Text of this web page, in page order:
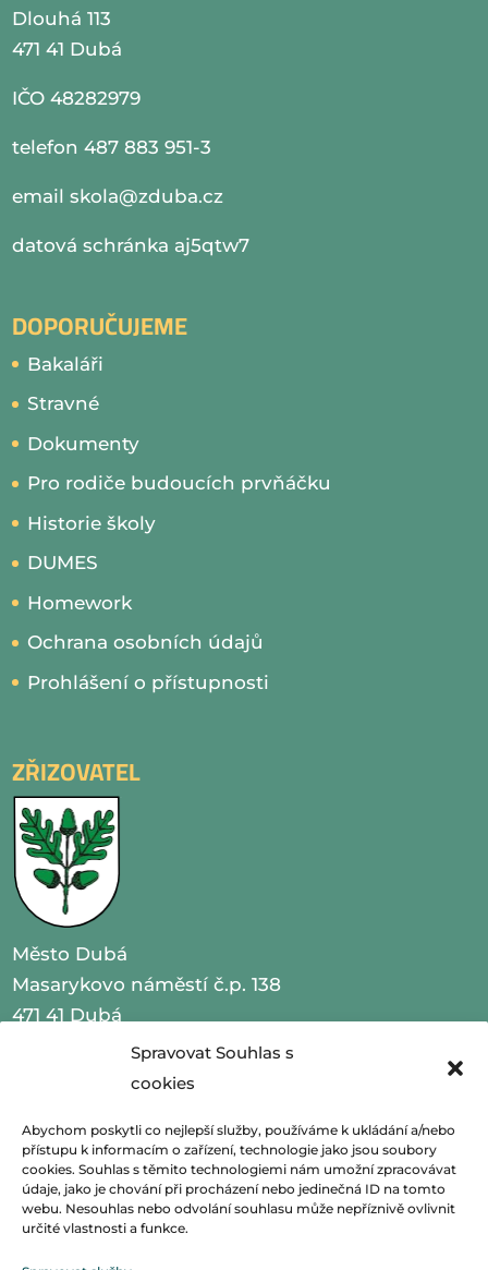
Spravovat Souhlas s
cookies
Abychom poskytli co nejlepší služby, používáme k ukládání a/nebo
přístupu k informacím o zařízení, technologie jako jsou soubory
cookies. Souhlas s těmito technologiemi nám umožní zpracovávat
údaje, jako je chování při procházení nebo jedinečná ID na tomto
webu. Nesouhlas nebo odvolání souhlasu může nepříznivě ovlivnit
určité vlastnosti a funkce.
Dlouhá 113
471 41 Dubá
IČO 48282979
telefon 487 883 951-3
emailskola@zduba.cz
datová schránka aj5qtw7
DOPORUČUJEME
Bakaláři
Stravné
Dokumenty
Pro rodiče budoucích prvňáčku
Historie školy
DUMES
Homework
Ochrana osobních údajů
Prohlášení o přístupnosti
ZŘIZOVATEL
Město Dubá
Masarykovo náměstí č.p. 138
471 41 Dubá
IČO 00260479
emailpodatelna@mestoduba.cz
webhttp://www.mestoduba.cz